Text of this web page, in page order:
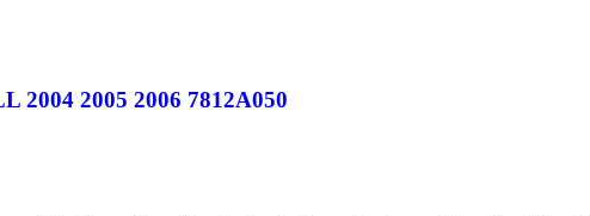
2004 2005 2006 7812A050